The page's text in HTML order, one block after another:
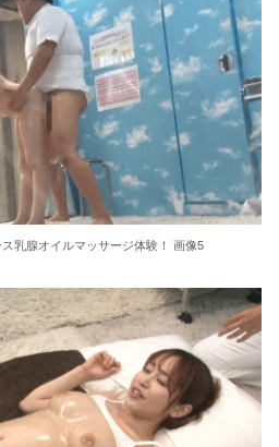
36歳の彼女と結婚したいのに、家族が猛反対。家族から信じられない言葉が飛び出した… 他
【画像】人気Vチューバーさん、とんでもない姿を披露ｗｗｗｗｗｗｗｗｗｗ 他
【悲報】2050年の日本、独身ボッチ祭りが現実になるとかｗｗｗｗ 他
Powered by livedoor 相互RSS
乳腺オイルマッサージ体験！ 画像5